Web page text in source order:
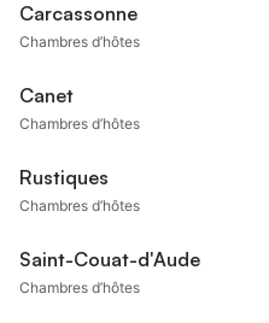
Carcassonne
Chambres d’hôtes
Canet
Chambres d’hôtes
Rustiques
Chambres d’hôtes
Saint-Couat-d'Aude
Chambres d’hôtes